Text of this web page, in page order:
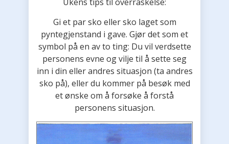
Gi et par sko eller sko laget som
pyntegjenstand i gave. Gjør det som et
symbol på en av to ting: Du vil verdsette
personens evne og vilje til å sette seg
inn i din eller andres situasjon (ta andres
sko på), eller du kommer på besøk med
et ønske om å forsøke å forstå
personens situasjon.